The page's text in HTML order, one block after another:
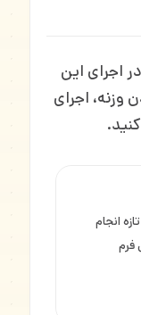
اجرای این
وزنه، اجرای
انجام
فرم